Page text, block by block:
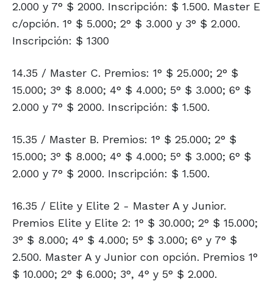
2.000 y 7° $ 2000. Inscripción: $ 1.500. Master E
c/opción. 1° $ 5.000; 2° $ 3.000 y 3° $ 2.000.
Inscripción: $ 1300
14.35 / Master C. Premios: 1° $ 25.000; 2° $
15.000; 3° $ 8.000; 4° $ 4.000; 5° $ 3.000; 6° $
2.000 y 7° $ 2000. Inscripción: $ 1.500.
15.35 / Master B. Premios: 1° $ 25.000; 2° $
15.000; 3° $ 8.000; 4° $ 4.000; 5° $ 3.000; 6° $
2.000 y 7° $ 2000. Inscripción: $ 1.500.
16.35 / Elite y Elite 2 - Master A y Junior.
Premios Elite y Elite 2: 1° $ 30.000; 2° $ 15.000;
3° $ 8.000; 4° $ 4.000; 5° $ 3.000; 6° y 7° $
2.500. Master A y Junior con opción. Premios 1°
$ 10.000; 2° $ 6.000; 3°, 4° y 5° $ 2.000.